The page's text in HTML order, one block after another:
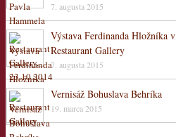
7. augusta 2015
Výstava Ferdinanda Hložníka v
Restaurant Gallery
7. augusta 2015
Vernisáž Bohuslava Behríka
19. marca 2015